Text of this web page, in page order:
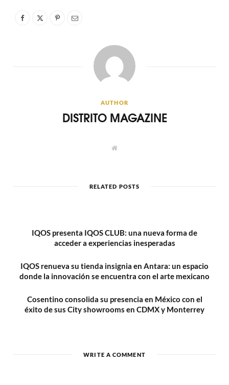
AUTHOR
DISTRITO MAGAZINE
W
e
RELATED POSTS
IQOS presenta IQOS CLUB: una nueva forma de
acceder a experiencias inesperadas
IQOS renueva su tienda insignia en Antara: un espacio
donde la innovación se encuentra con el arte mexicano
Cosentino consolida su presencia en México con el
éxito de sus City showrooms en CDMX y Monterrey
WRITE A COMMENT